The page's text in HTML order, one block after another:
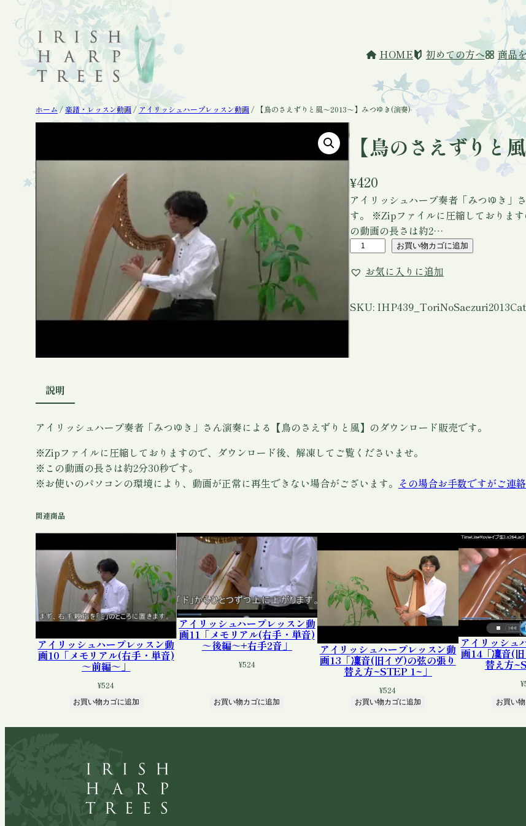
容
HOME 初めての方へ 商品
ホーム/楽譜・レッスン動画 / アイリッシュハープレッスン動画 / 【鳥のさえずりと風～2013～】みつゆき(演奏)
【鳥のさえずりと
¥420
アイリッシュハープ奏者「みつゆき」
す。 ※Zipファイルに圧縮しておりま
の動画の長さは約2…
の
え
1
3
～
】
み
き
(
奏
)
個
お買い物カゴに追加
お気に入りに追加
SKU: IHP439_ToriNoSaezuri2013
説明
アイリッシュハープ奏者「みつゆき」さん演奏による【鳥のさえずりと風】のダウンロード販売です。
※Zipファイルに圧縮しておりますので、ダウンロード後、解凍してご覧くださいませ。
※この動画の長さは約2分30秒です。
※お使いのパソコンの環境により、動画が正常に再生できない場合がございます。 その場合お手数ですがご連絡
関連商品
アイリッシュハープレッスン動
画10「メモリアル(右手・単音)
～前編～」
¥524
お買い物カゴに追加
アイリッシュハープレッスン動
画11「メモリアル(右手・単音)
～後編～+右手2音」
¥524
お買い物カゴに追加
アイリッシュハープレッスン動
画13「凜音(旧イヴ)の弦の張り
替え方~STEP 1~」
¥524
お買い物カゴに追加
アイリッシュ
画14「凜音(
替え方
¥
お買い